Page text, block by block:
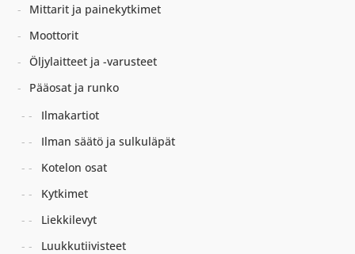
Mittarit ja painekytkimet
Moottorit
Öljylaitteet ja -varusteet
Pääosat ja runko
Ilmakartiot
Ilman säätö ja sulkuläpät
Kotelon osat
Kytkimet
Liekkilevyt
Luukkutiivisteet